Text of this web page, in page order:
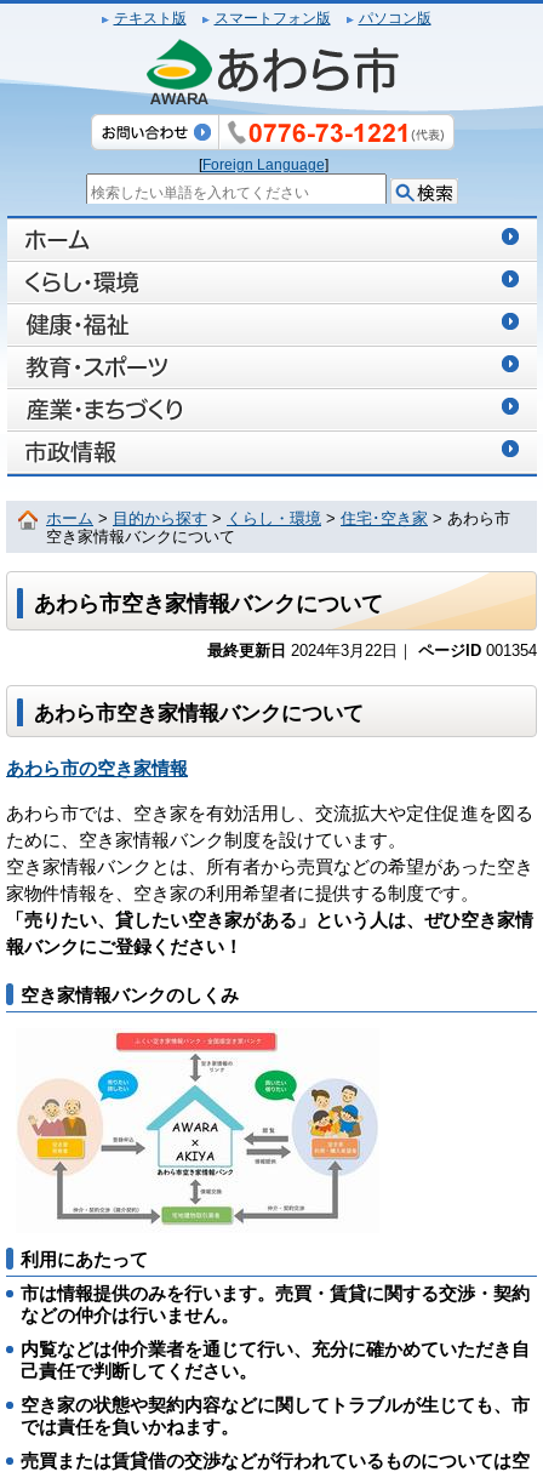
テキスト版 スマートフォン版 パソコン版
[Foreign Language]
ホーム > 目的から探す > くらし・環境 > 住宅･空き家 > あわら市
空き家情報バンクについて
あわら市空き家情報バンクについて
最終更新日 2024年3月22日｜ ページID 001354
あわら市空き家情報バンクについて
あわら市の空き家情報
あわら市では、空き家を有効活用し、交流拡大や定住促進を図る
ために、空き家情報バンク制度を設けています。
空き家情報バンクとは、所有者から売買などの希望があった空き
家物件情報を、空き家の利用希望者に提供する制度です。
「売りたい、貸したい空き家がある」という人は、ぜひ空き家情
報バンクにご登録ください！
空き家情報バンクのしくみ
利用にあたって
市は情報提供のみを行います。売買・賃貸に関する交渉・契約
などの仲介は行いません。
内覧などは仲介業者を通じて行い、充分に確かめていただき自
己責任で判断してください。
空き家の状態や契約内容などに関してトラブルが生じても、市
では責任を負いかねます。
売買または賃貸借の交渉などが行われているものについては空